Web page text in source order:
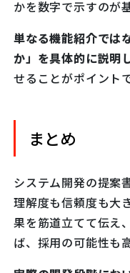
かを数字で示すのが
単なる機能紹介では
か」を具体的に説明
せることがポイントで
まとめ
システム開発の提案
理解度も信頼度も大
果を筋道立てて伝え
ば、採用の可能性も